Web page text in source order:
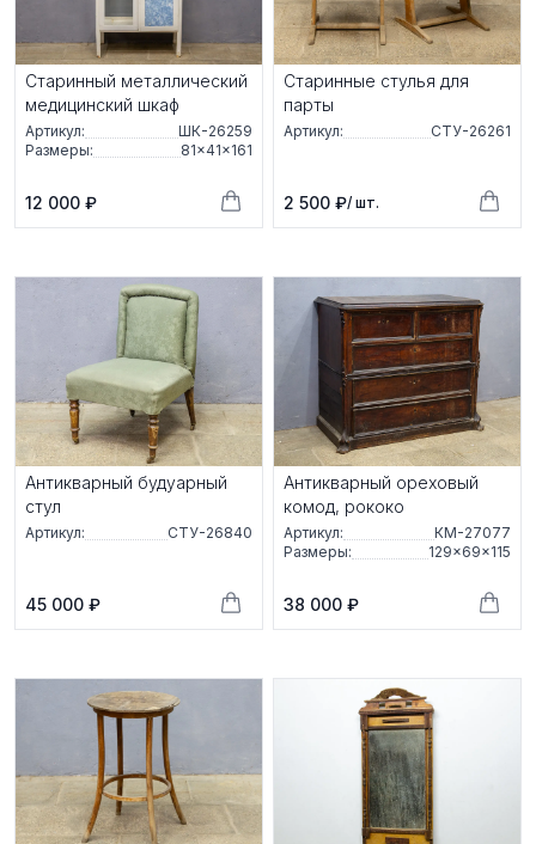
Старинный металлический
медицинский шкаф
Артикул:
ШК-26259
Размеры:
81×41×161
12 000 ₽
Старинные стулья для
парты
Артикул: СТУ-26261
2 500 ₽/ шт.
Антикварный будуарный
стул
Артикул: СТУ-26840
45 000 ₽
Антикварный ореховый
комод, рококо
Артикул:
КМ-27077
Размеры:
129×69×115
38 000 ₽